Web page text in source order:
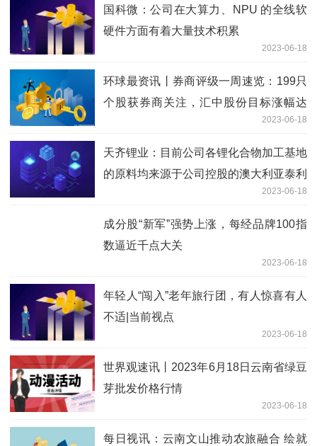
国科微：公司在大算力、NPU 的全线软
硬件方面有着大量技术积累
2023-06-18
环球最资讯丨券商评级一周速览：199只
个股获券商关注，汇中股份目标涨幅达
2023-06-18
天齐锂业：目前公司各锂化合物加工基地
的原料均来源于公司控股的澳大利亚泰利
2023-06-18
成分股“新军”强势上涨，每经品牌100指
数逼近千点大关
2023-06-18
年轻人“闯入”老年旅行团，有人惊喜有人
不适|当前视点
2023-06-18
世界观速讯丨2023年6月18日云南省绿豆
芽批发价格行情
2023-06-18
每日视讯：云南文山推动农旅融合 绘就